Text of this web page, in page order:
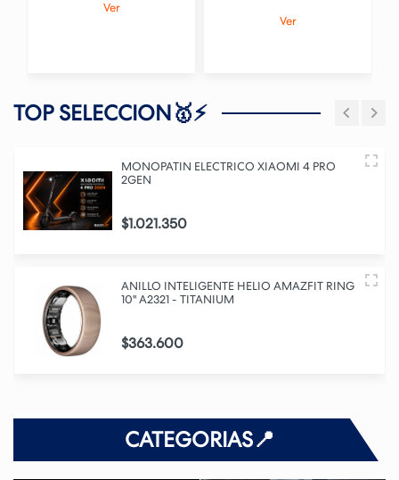
CATEGORIAS📍
Ver
Ver
TOP SELECCION🥇⚡
MONOPATIN ELECTRICO XIAOMI 4 PRO
2GEN
$1.021.350
ANILLO INTELIGENTE HELIO AMAZFIT RING
10" A2321 - TITANIUM
$363.600